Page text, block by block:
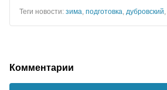
Теги новости: зима подготовка дубровский
Комментарии